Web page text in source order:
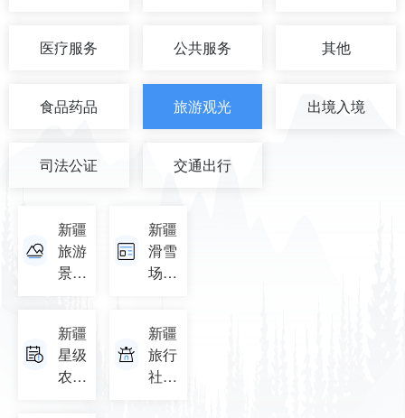
医疗服务 公共服务 其他
食品药品 旅游观光 出境入境
司法公证 交通出行
新疆
旅游
景区
新疆
滑雪
场名
新疆
星级
农家
新疆
旅行
社名